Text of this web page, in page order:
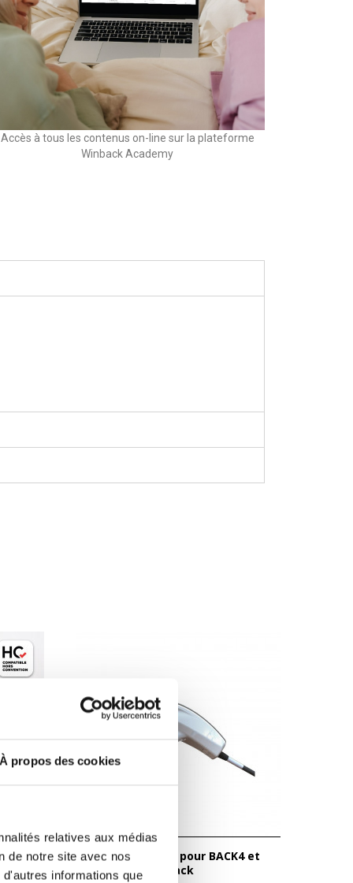
À propos des cookies
relatives aux médias
de notre site avec nos
informations que
Accès à tous les contenus on-line sur la plateforme
Winback Academy
Poignée Tecar X pour BACK4 et
BACK3TX - Winback